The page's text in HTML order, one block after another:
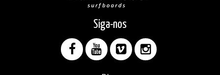
Siga-nos